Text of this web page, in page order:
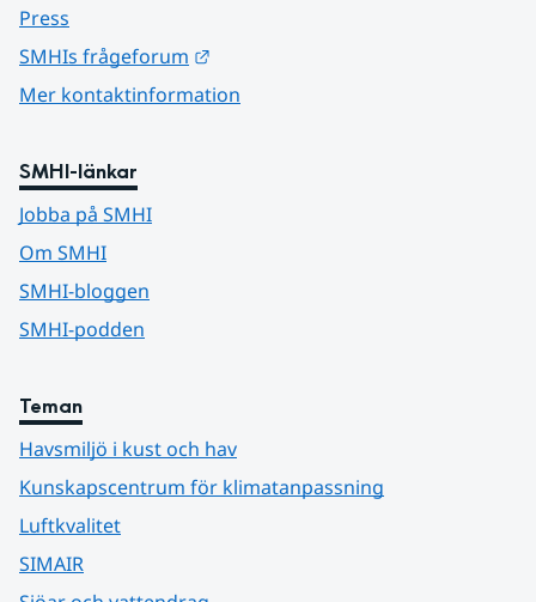
Press
SMHIs frågeforum
Mer kontaktinformation
SMHI-länkar
Jobba på SMHI
Om SMHI
SMHI-bloggen
SMHI-podden
Teman
Havsmiljö i kust och hav
Kunskapscentrum för klimatanpassning
Luftkvalitet
SIMAIR